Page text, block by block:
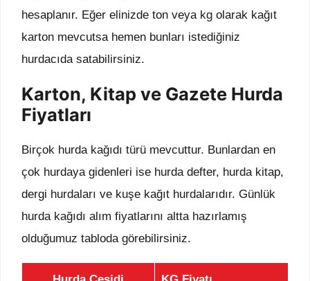
hesaplanır. Eğer elinizde ton veya kg olarak kağıt
karton mevcutsa hemen bunları istediğiniz
hurdacıda satabilirsiniz.
Karton, Kitap ve Gazete Hurda
Fiyatları
Birçok hurda kağıdı türü mevcuttur. Bunlardan en
çok hurdaya gidenleri ise hurda defter, hurda kitap,
dergi hurdaları ve kuşe kağıt hurdalarıdır. Günlük
hurda kağıdı alım fiyatlarını altta hazırlamış
olduğumuz tabloda görebilirsiniz.